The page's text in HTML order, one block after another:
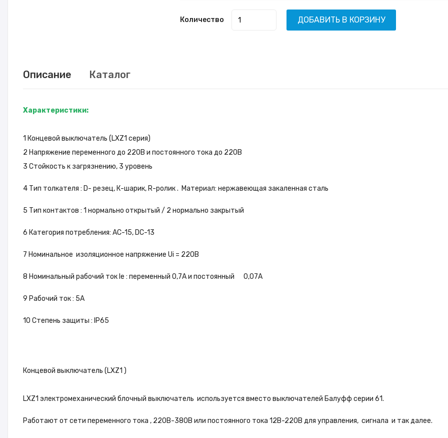
Количество ДОБАВИТЬ В КОРЗИНУ
Описание Каталог
Характеристики:
1 Концевой выключатель (LXZ1 серия)
2 Напряжение переменного до 220В и постоянного тока до 220В
3 Стойкость к загрязнению, 3 уровень
4 Тип толкателя : D- резец, К-шарик, R-ролик . Материал: нержавеющая закаленная сталь
5 Тип контактов : 1 нормально открытый / 2 нормально закрытый
6 Категория потребления: АС-15, DC-13
7 Номинальное изоляционное напряжение Ui = 220В
8 Номинальный рабочий ток Ie : переменный 0,7А и постоянный 0,07А
9 Рабочий ток : 5А
10 Степень защиты : IP65
Концевой выключатель (LXZ1 )
LXZ1 электромеханический блочный выключатель используется вместо выключателей Балуфф серии 61.
Работают от сети переменного тока , 220В-380В или постоянного тока 12В-220В для управления, сигнала и так далее.